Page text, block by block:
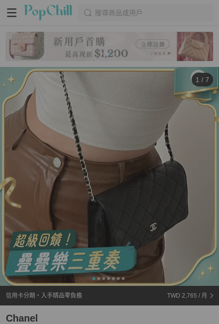
搜尋商品或用戶
1 / 7
信用卡分期・入手精品零負擔 TWD 2,765 / 月
Chanel